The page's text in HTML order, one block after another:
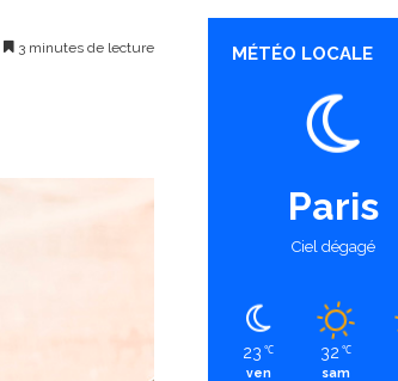
3 minutes de lecture MÉTÉO LOCALE
Paris
Ciel dégagé
23 ℃
ven
32 ℃
sam